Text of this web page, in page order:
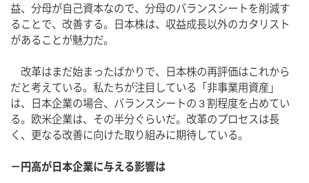
益、分母が自己資本なので、分母のバランスシートを削減す
ることで、改善する。日本株は、収益成長以外のカタリスト
があることが魅力だ。
改革はまだ始まったばかりで、日本株の再評価はこれから
だと考えている。私たちが注目している「非事業用資産」
は、日本企業の場合、バランスシートの３割程度を占めてい
る。欧米企業は、その半分ぐらいだ。改革のプロセスは長
く、更なる改善に向けた取り組みに期待している。
－円高が日本企業に与える影響は